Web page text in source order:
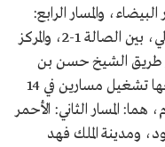
والمسار الرابع:
الأصفر محور طريق مطار الملك خالد الدولي، بين الصالة 1-2، والمركز
طريق الشيخ حسن بن
حسين بين المركز المالي، والسلام، ثم يتبعها تشغيل مسارين في 14
الآخرة 1446هـ/15 ديسمبر 2024م، هما: المسار الثاني: الأحمر
ومدينة الملك فهد